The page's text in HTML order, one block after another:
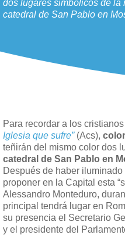
dos lugares simbólicos de la
catedral de San Pablo en
Para recordar a los
Iglesia que sufre”(Acs),
teñirán del mismo color dos
catedral de San Pablo en
Después de haber
proponer en la Capital esta
Alessandro Monteduro,
principal tendrá lugar en
su presencia el Secretario
y el presidente del